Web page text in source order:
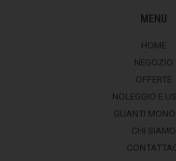
MENU
HOME
NEGOZIO
OFFERTE
NOLEGGIO E
GUANTI
CHI SIAMO